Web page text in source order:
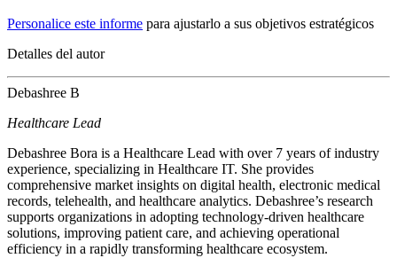
Personalice este informe para ajustarlo a sus objetivos estratégicos
Detalles del autor
Debashree B
Healthcare Lead
Debashree Bora is a Healthcare Lead with over 7 years of industry
experience, specializing in Healthcare IT. She provides
comprehensive market insights on digital health, electronic medical
records, telehealth, and healthcare analytics. Debashree’s research
supports organizations in adopting technology-driven healthcare
solutions, improving patient care, and achieving operational
efficiency in a rapidly transforming healthcare ecosystem.